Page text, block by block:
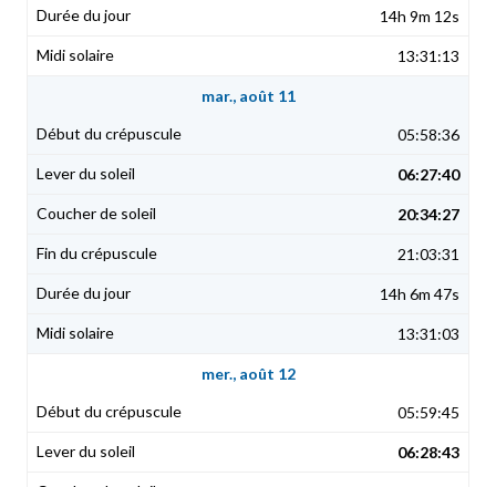
14h 9m 12s
13:31:13
mar., août 11
05:58:36
06:27:40
20:34:27
21:03:31
14h 6m 47s
13:31:03
mer., août 12
05:59:45
06:28:43